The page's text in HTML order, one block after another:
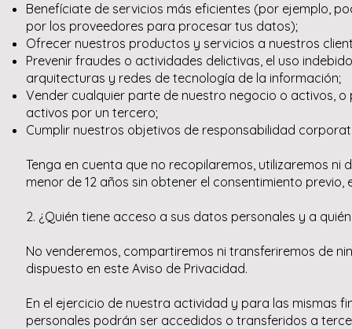
Benefíciate de servicios más eficientes (por ejemplo,
por los proveedores para procesar tus datos);
Ofrecer nuestros productos y servicios a nuestros
Prevenir fraudes o actividades delictivas, el uso
arquitecturas y redes de tecnología de la información;
Vender cualquier parte de nuestro negocio o activos,
activos por un tercero;
Cumplir nuestros objetivos de responsabilidad
Tenga en cuenta que no recopilaremos, utilizaremos
menor de 12 años sin obtener el consentimiento
2. ¿Quién tiene acceso a sus datos personales y a
No venderemos, compartiremos ni transferiremos de
dispuesto en este Aviso de Privacidad.
En el ejercicio de nuestra actividad y para las mismas
personales podrán ser accedidos o transferidos a